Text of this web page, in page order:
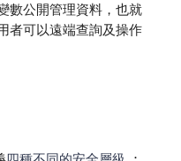
數公開管理資料，也就
者可以遠端查詢及操作